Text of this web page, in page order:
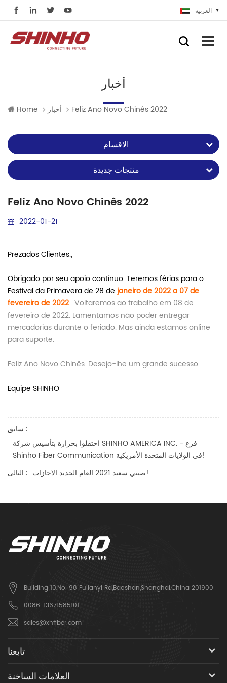
العربية
أخبار
Home أخبار Feliz Ano Novo Chinês 2022
الاقسام
منتجات جديدة
Feliz Ano Novo Chinês 2022
2022-01-21
Prezados Clientes.,
Obrigado por seu apoio contínuo. Teremos férias para o
Festival da Primavera de 28 de janeiro de 2022 a 07 de
fevereiro de 2022 . Voltaremos ao trabalho em 08 de
fevereiro de 2022. Lamentamos não poder entregar
mercadorias durante o feriado. Mas ainda estamos online
para suporte.
Feliz Ano Novo Chinês. Desejo-lhe um grande sucesso.
Equipe SHINHO
سابق :
احتفلوا بحرارة بتأسيس شركة SHINHO AMERICA INC. - فرع
Shinho Fiber Communication في الولايات المتحدة الأمريكية!
التالى : صيني سعيد 2021 العام الجديد الاجازات!
Building 10,No. 98 Fulianyi Rd,Baoshan,Shanghai,China 201900
0086-13671585101
sales@xhfiber.com
تابعنا
العلامات الساخنة